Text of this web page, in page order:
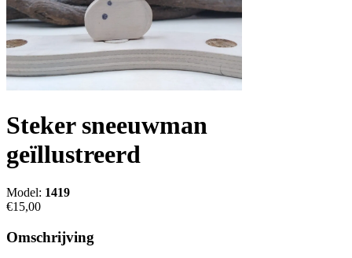
Steker sneeuwman
geïllustreerd
Model: 1419
€15,00
Omschrijving